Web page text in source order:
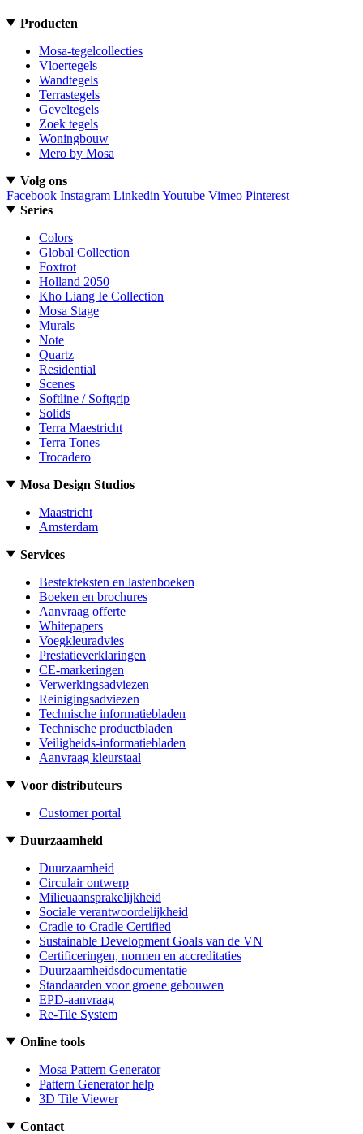
Producten
Mosa-tegelcollecties
Vloertegels
Wandtegels
Terrastegels
Geveltegels
Zoek tegels
Woningbouw
Mero by Mosa
Volg ons
Facebook Instagram Linkedin Youtube Vimeo Pinterest
Series
Colors
Global Collection
Foxtrot
Holland 2050
Kho Liang Ie Collection
Mosa Stage
Murals
Note
Quartz
Residential
Scenes
Softline / Softgrip
Solids
Terra Maestricht
Terra Tones
Trocadero
Mosa Design Studios
Maastricht
Amsterdam
Services
Bestekteksten en lastenboeken
Boeken en brochures
Aanvraag offerte
Whitepapers
Voegkleuradvies
Prestatieverklaringen
CE-markeringen
Verwerkingsadviezen
Reinigingsadviezen
Technische informatiebladen
Technische productbladen
Veiligheids-informatiebladen
Aanvraag kleurstaal
Voor distributeurs
Customer portal
Duurzaamheid
Duurzaamheid
Circulair ontwerp
Milieuaansprakelijkheid
Sociale verantwoordelijkheid
Cradle to Cradle Certified
Sustainable Development Goals van de VN
Certificeringen, normen en accreditaties
Duurzaamheidsdocumentatie
Standaarden voor groene gebouwen
EPD-aanvraag
Re-Tile System
Online tools
Mosa Pattern Generator
Pattern Generator help
3D Tile Viewer
Contact